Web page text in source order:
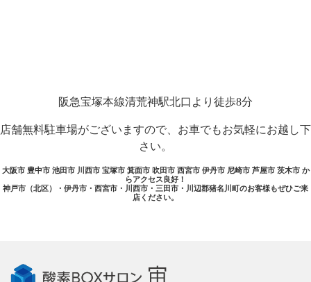
阪急宝塚本線清荒神駅北口より徒歩8分
店舗無料駐車場がございますので、お車でもお気軽にお越し下
さい。
大阪市 豊中市 池田市 川西市 宝塚市 箕面市 吹田市 西宮市 伊丹市 尼崎市 芦屋市 茨木市 か
らアクセス良好！
神戸市（北区）・伊丹市・西宮市・川西市・三田市・川辺郡猪名川町のお客様もぜひご来
店ください。